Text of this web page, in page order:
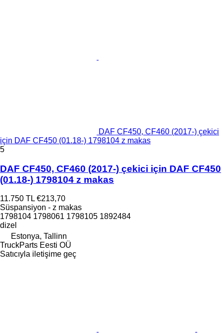
DAF CF450, CF460 (2017-) çekici
için DAF CF450 (01.18-) 1798104 z makas
5
DAF CF450, CF460 (2017-) çekici için DAF CF450
(01.18-) 1798104 z makas
11.750 TL €213,70
Süspansiyon - z makas
1798104 1798061 1798105 1892484
dizel
Estonya, Tallinn
TruckParts Eesti OÜ
Satıcıyla iletişime geç